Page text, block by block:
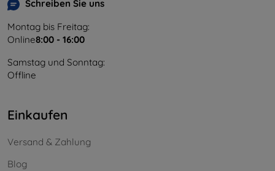
Schreiben Sie uns
Montag bis Freitag:
Online8:00 - 16:00
Samstag und Sonntag:
Offline
Einkaufen
Versand & Zahlung
Blog